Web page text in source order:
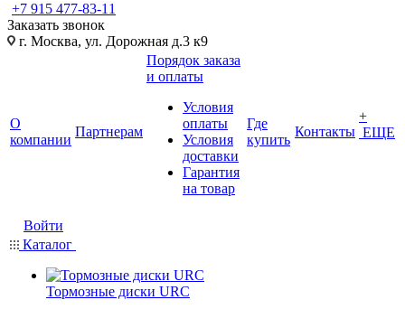
+7 915 477-83-11
Заказать звонок
г. Москва, ул. Дорожная д.3 к9
О
компании
Партнерам
Порядок заказа
и оплаты
Условия
оплаты
Условия
доставки
Гарантия
на товар
Где
купить
Контакты
+
ЕЩЕ
Войти
Каталог
Тормозные диски URC